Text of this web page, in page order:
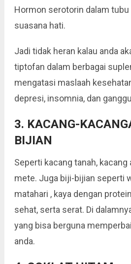
Hormon serotorin dalam
suasana hati.
Jadi tidak heran kalau anda
tiptofan dalam berbagai
mengatasi maslaah
depresi, insomnia, dan
3. KACANG-
BIJIAN
Seperti kacang tanah, kacang
mete. Juga biji-bijian seperti
matahari , kaya dengan
sehat, serta serat. Di
yang bisa berguna
anda.